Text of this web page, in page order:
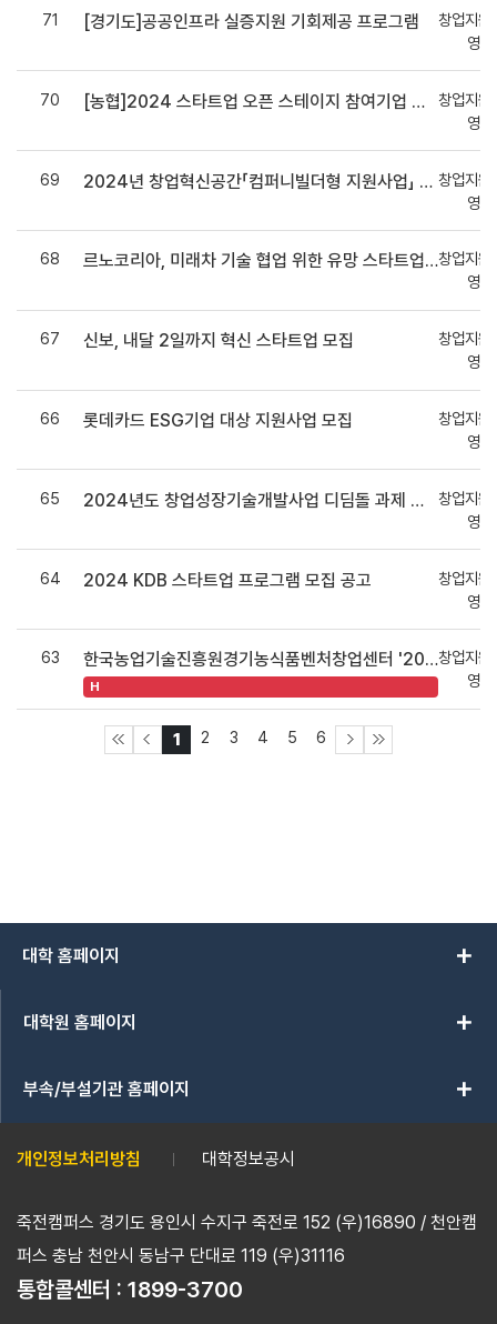
71 [경기도]공공인프라 실증지원 기회제공 프로그램
창업지원
영
70 [농협]2024 스타트업 오픈 스테이지 참여기업 모집
창업지원
영
69 2024년 창업혁신공간「컴퍼니빌더형 지원사업」 2기 참가팀 모집 창업지원
영
68 르노코리아, 미래차 기술 협업 위한 유망 스타트업 모집창업지원
영
67 신보, 내달 2일까지 혁신 스타트업 모집
창업지원
영
66 롯데카드 ESG기업 대상 지원사업 모집
창업지원
영
65 2024년도 창업성장기술개발사업 디딤돌 과제 제3차(하반기) 시행계획 공고
창업지원
영
64 2024 KDB 스타트업 프로그램 모집 공고
창업지원
영
63 한국농업기술진흥원경기농식품벤처창업센터 '2024년 농식품 벤처육성 지원사업'모집 공고
H
창업지원
영
1 2 3 4 5 6
대학 홈페이지 add
대학원 홈페이지 add
부속/부설기관 홈페이지 add
개인정보처리방침 대학정보공시
죽전캠퍼스 경기도 용인시 수지구 죽전로 152 (우)16890 / 천안캠
퍼스 충남 천안시 동남구 단대로 119 (우)31116
통합콜센터 : 1899-3700